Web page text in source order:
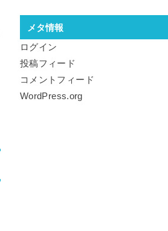
メタ情報
ログイン
投稿フィード
コメントフィード
WordPress.org